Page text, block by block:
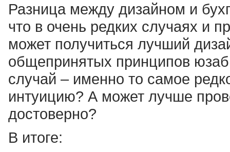
Разница между дизайном и
что в очень редких случаях и
может получиться лучший
общепринятых принципов
случай – именно то самое
интуицию? А может лучше
достоверно?
В итоге: